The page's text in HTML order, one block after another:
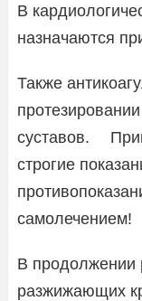
В
назначаются
Также
суставов. ⠀
строгие
самолечением!
В продолжении
разжижающих